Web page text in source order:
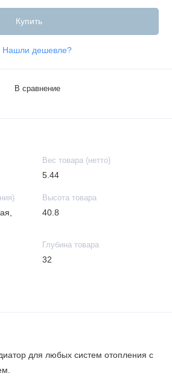
Купить
Нашли дешевле?
В сравнение
Вес товара (нетто)
5.44
Высота товара
40.8
Глубина товара
32
для любых систем отопления с